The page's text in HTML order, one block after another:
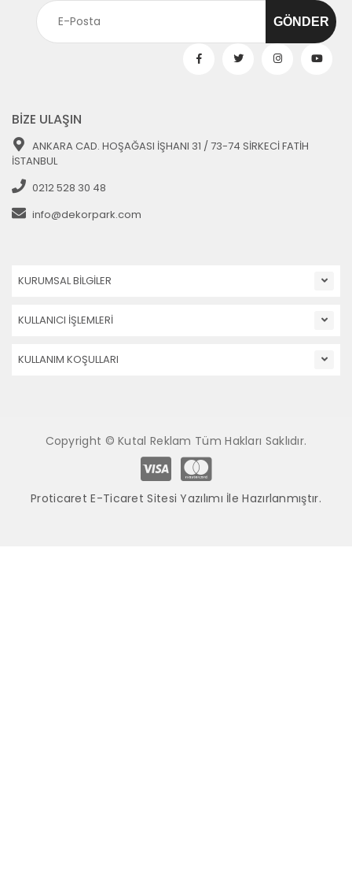
BİZE ULAŞIN
ANKARA CAD. HOŞAĞASI İŞHANI 31 / 73-74 SİRKECİ FATİH
İSTANBUL
0212 528 30 48
info@dekorpark.com
KURUMSAL BİLGİLER
KULLANICI İŞLEMLERİ
KULLANIM KOŞULLARI
Copyright © Kutal Reklam Tüm Hakları Saklıdır.
Proticaret E-Ticaret Sitesi Yazılımı İle Hazırlanmıştır.